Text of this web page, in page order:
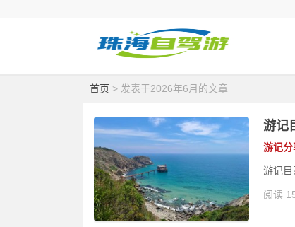
首页 > 发表于2026年6月的文章
游记
游记分
游记目
阅读